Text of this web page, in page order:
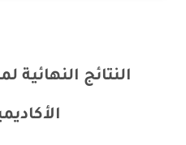
النتائج النهائية
الأكاديمية